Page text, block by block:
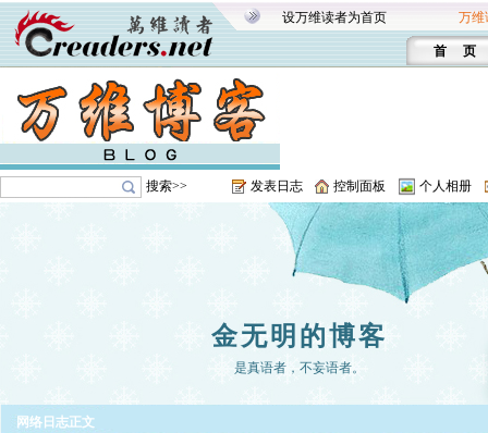
设万维读者为首页 万维
首 页
搜索>> 发表日志 控制面板 个人相册
金无明的博客
是真语者，不妄语者。
网络日志正文